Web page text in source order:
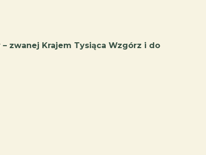
– zwanej Krajem Tysiąca Wzgórz i do